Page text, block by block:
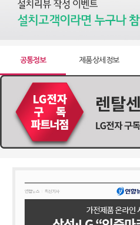
공통정보 제품상세정보